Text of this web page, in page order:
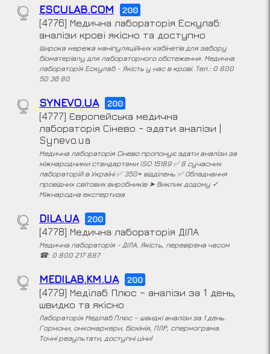
ESCULAB.COM 200
[4776] Медична лабораторія Ескулаб:
аналізи крові якісно та доступно
Широка мережа маніпуляційних кабінетів для забору
біоматеріалу для лабораторного обстеження. Медична
лабораторія Ескулаб - Якість у нас в крові. Тел.: 0 800
50 36 80
SYNEVO.UA 200
[4777] Європейська медична
лабораторія Сінево - здати аналізи |
Synevo.ua
Медична лабораторія Сінево пропонує здати аналізи за
міжнародними стандартами ISO 15189 ✅ 8 сучасних
лабораторій в Україні ✅ 350+ відділень ✅ Обладнання
провідних світових виробників ➤ Виклик додому ✓
Міжнародна експертиза
DILA.UA 200
[4778] Медична лабораторія ДІЛА
Медична лабораторія - ДІЛА. Якість, перевірена часом
☎: 0 800 217 887
MEDILAB.KM.UA 200
[4779] Меділаб Плюс – аналізи за 1 день,
швидко та якісно
Лабораторія Меділаб Плюс – швидкі аналізи за 1 день.
Гормони, онкомаркери, біохімія, ПЛР, спермограма.
Точні результати, доступні ціни!